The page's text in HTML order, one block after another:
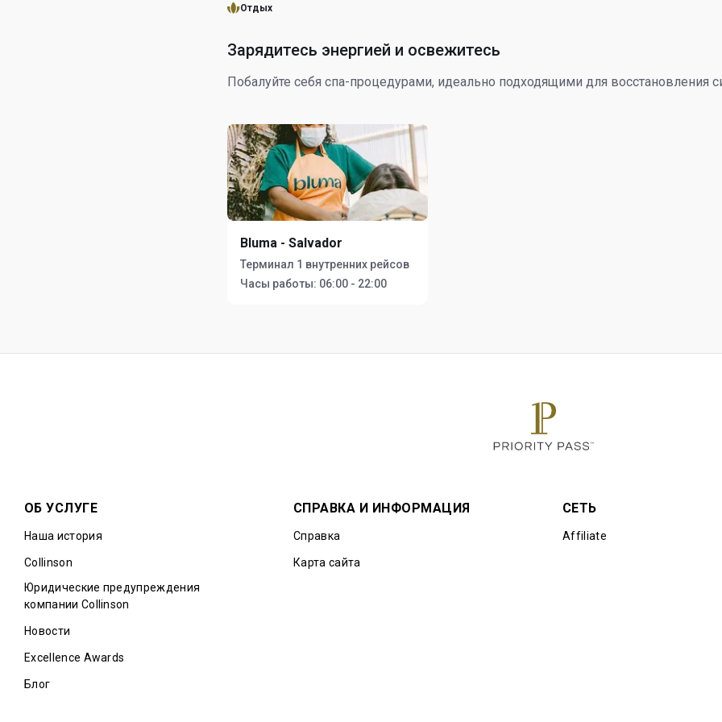
Отдых
Зарядитесь энергией и освежитесь
Побалуйте себя спа-процедурами, идеально подходящими для восстановления
Bluma - Salvador
Терминал 1 внутренних рейсов
Часы работы: 06:00 - 22:00
ОБ УСЛУГЕ
Наша история
Collinson
Юридические предупреждения
компании Collinson
Новости
Excellence Awards
Блог
СПРАВКА И ИНФОРМАЦИЯ
Справка
Карта сайта
СЕТЬ
Affiliate